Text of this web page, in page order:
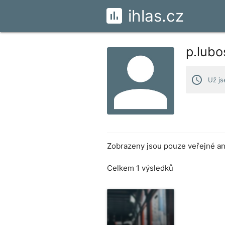
ihlas.cz
access_time Už
Zobrazeny jsou pouze veřejné
Celkem 1 výsledků